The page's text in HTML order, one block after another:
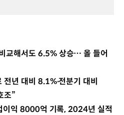
교해서도 6.5% 상승… 올 들어
년 대비 8.1%∙전분기 대비
조”
이익 8000억 기록, 2024년 실적